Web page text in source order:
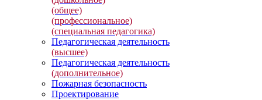
(общее)
(профессиональное)
(специальная педагогика)
Педагогическая деятельность
(высшее)
Педагогическая деятельность
(дополнительное)
Пожарная безопасность
Проектирование